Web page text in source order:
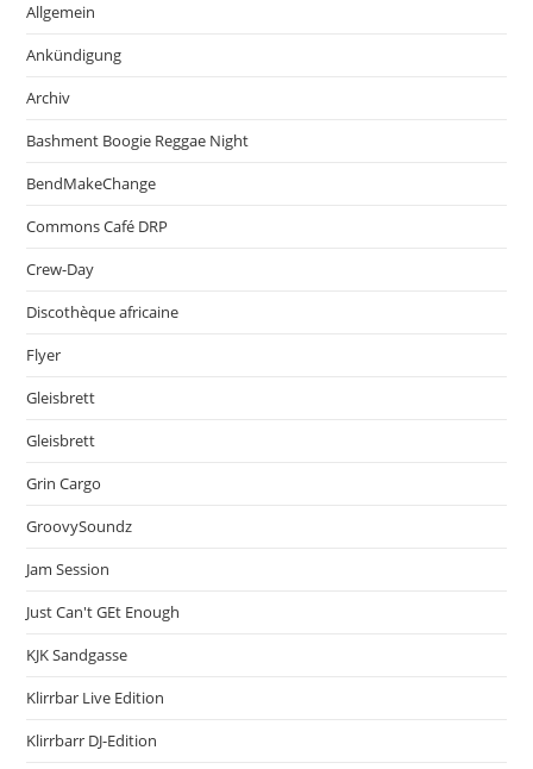
Allgemein
Ankündigung
Archiv
Bashment Boogie Reggae Night
BendMakeChange
Commons Café DRP
Crew-Day
Discothèque africaine
Flyer
Gleisbrett
Gleisbrett
Grin Cargo
GroovySoundz
Jam Session
Just Can't GEt Enough
KJK Sandgasse
Klirrbar Live Edition
Klirrbarr DJ-Edition